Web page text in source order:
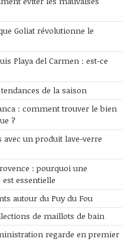
Goliat révolutionne le
Playa del Carmen : est-ce
de la saison
: comment trouver le bien
?
avec un produit lave-verre
: pourquoi une
essentielle
autour du Puy du Fou
de maillots de bain
regarde en premier